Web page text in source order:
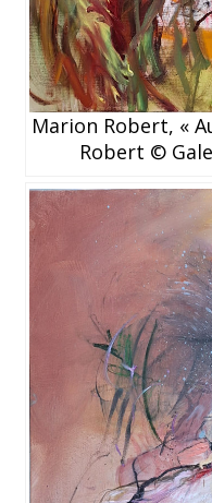
Marion Robert, «
Robert ©